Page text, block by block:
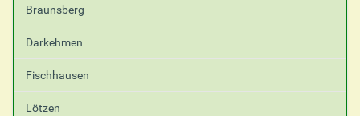
c
h
e
A
k
t
i
Braunsberg
Darkehmen
Fischhausen
Lötzen